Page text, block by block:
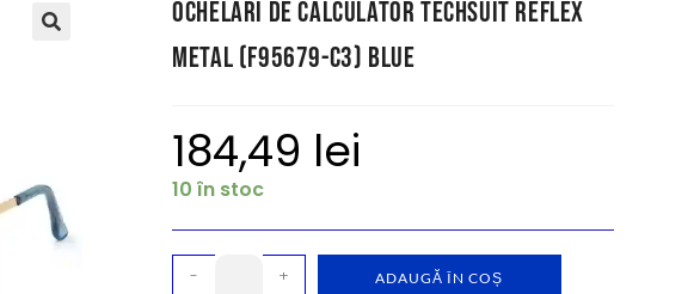
Ochelari de Calculator Techsuit Reflex
Metal (F95679-C3) Blue
184,49 lei
10 în stoc
- + ADAUGĂ ÎN COȘ